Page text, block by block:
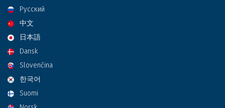
Русский
中文
日本語
Dansk
Slovenčina
한국어
Suomi